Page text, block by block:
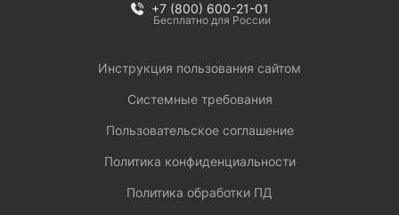
+7 (800) 600-21-01
Бесплатно для России
Инструкция пользования сайтом
Системные требования
Пользовательское соглашение
Политика конфиденциальности
Политика обработки ПД